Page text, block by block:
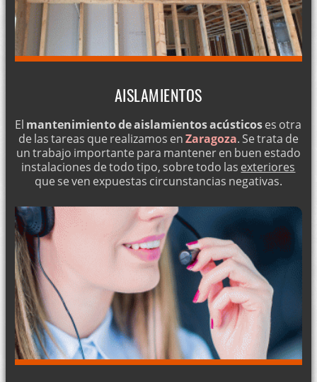
AISLAMIENTOS
El mantenimiento de aislamientos acústicoses otra
de las tareas que realizamos enZaragoza. Se trata de
un trabajo importante para mantener en buen estado
instalaciones de todo tipo, sobre todo las exteriores
que se ven expuestas circunstancias negativas.